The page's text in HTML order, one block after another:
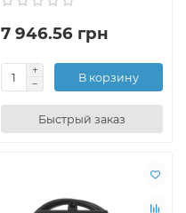
7 946.56 грн
В корзину
Быстрый заказ